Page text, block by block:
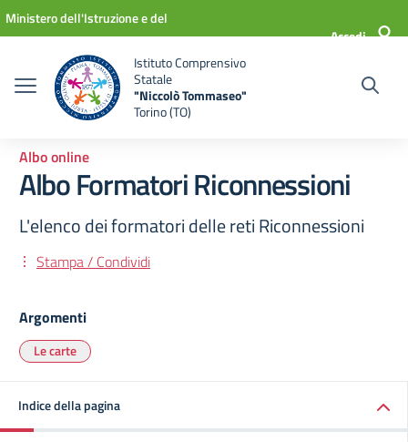
Vai ai contenuti
Vai al menu di navigazione
Vai al footer
Ministero dell'Istruzione e del
Accedi
Istituto Comprensivo
Statale
"Niccolò Tommaseo"
Torino (TO)
Albo online
Albo Formatori Riconnessioni
L'elenco dei formatori delle reti Riconnessioni
Stampa / Condividi
Argomenti
Le carte
Indice della pagina